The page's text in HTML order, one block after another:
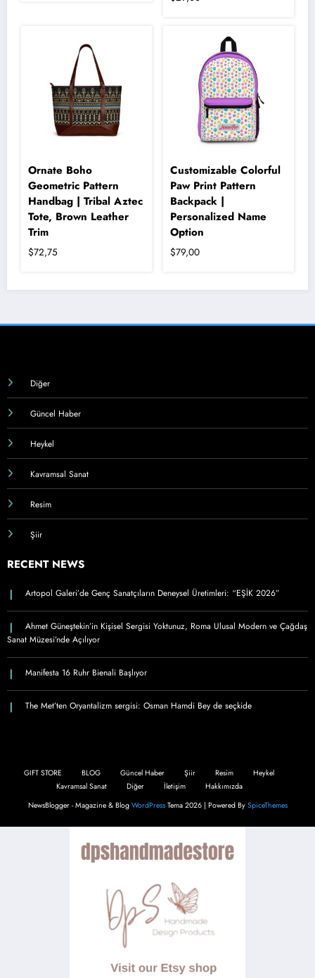
Seçenekler
sayfasından
seçilebilir
Ornate Boho
Geometric Pattern
Handbag | Tribal Aztec
Tote, Brown Leather
Trim
$72,75
varyasyonu
sayfasından
seçilebilir
Customizable Colorful
Paw Print Pattern
Backpack |
Personalized Name
Option
$79,00
Diğer
Güncel Haber
Heykel
Kavramsal Sanat
Resim
Şiir
RECENT NEWS
Artopol Galeri’de Genç Sanatçıların Deneysel Üretimleri: “EŞİK 2026”
Ahmet Güneştekin’in Kişisel Sergisi Yoktunuz, Roma Ulusal Modern ve Çağdaş
Sanat Müzesi’nde Açılıyor
Manifesta 16 Ruhr Bienali Başlıyor
The Met’ten Oryantalizm sergisi: Osman Hamdi Bey de seçkide
GIFT STORE BLOG Güncel Haber Şiir Resim
Heykel
Kavramsal Sanat
Diğer İletişim
Hakkımızda
NewsBlogger - Magazine & Blog WordPressTema 2026 | Powered By SpiceThemes